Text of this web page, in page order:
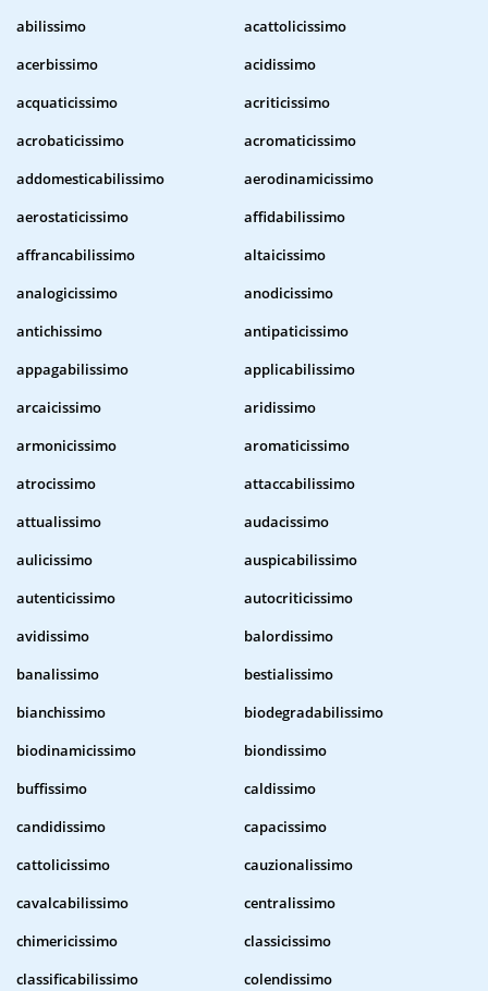
abilissimo
acattolicissimo
acerbissimo
acidissimo
acquaticissimo
acriticissimo
acrobaticissimo
acromaticissimo
addomesticabilissimo
aerodinamicissimo
aerostaticissimo
affidabilissimo
affrancabilissimo
altaicissimo
analogicissimo
anodicissimo
antichissimo
antipaticissimo
appagabilissimo
applicabilissimo
arcaicissimo
aridissimo
armonicissimo
aromaticissimo
atrocissimo
attaccabilissimo
attualissimo
audacissimo
aulicissimo
auspicabilissimo
autenticissimo
autocriticissimo
avidissimo
balordissimo
banalissimo
bestialissimo
bianchissimo
biodegradabilissimo
biodinamicissimo
biondissimo
buffissimo
caldissimo
candidissimo
capacissimo
cattolicissimo
cauzionalissimo
cavalcabilissimo
centralissimo
chimericissimo
classicissimo
classificabilissimo
colendissimo